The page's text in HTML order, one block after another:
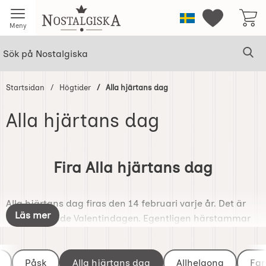
Meny Startsidan för NostalgiskaSverigeMina
Startsidan Högtider Alla hjärtans dag
Alla hjärtans dag
Läs mer
Fira Alla hjärtans dag
Alla hjärtans dag firas den 14 februari varje år. Det är
den så kallade Valentindagen. Egentligen härstammar
Helgonet Valentin. Koppligen till kärlek och romatik
uppstod under medeltiden, men det "moderna" firandet
Underkategorier
Påsk Alla hjärtans dag Allhelgona